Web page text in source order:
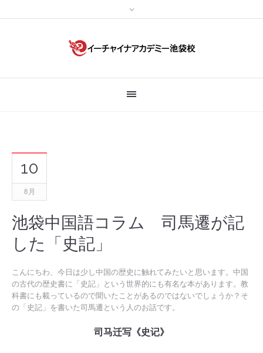
10
8月
池袋中国語コラム 司馬遷が記
した「史記」
こんにちわ、今日は少し中国の歴史に触れてみたいと思います。中国
の古代の歴史書に「史記」という世界的にも有名な本があります。教
科書にも載っているので聞いたことがあるのではないでしょうか？そ
の「史記」を書いた司馬遷という人のお話です。
司马迁写《史记》